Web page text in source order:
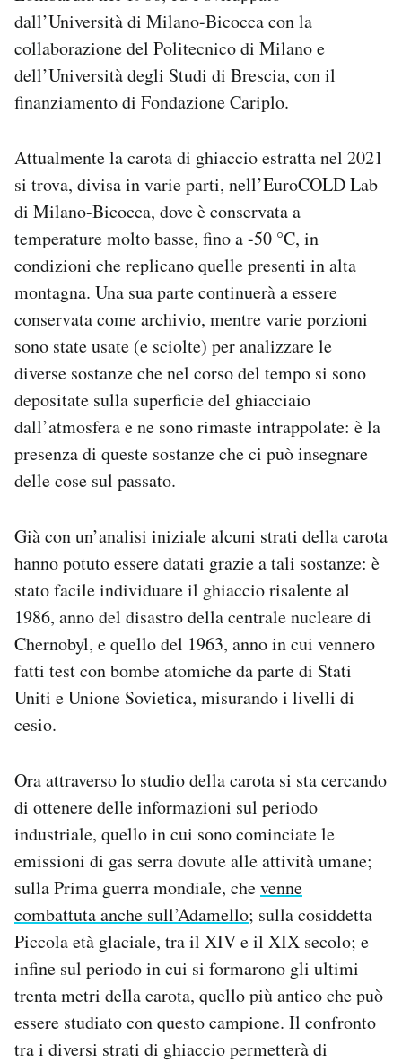
dall’Università di Milano-Bicocca con la
collaborazione del Politecnico di Milano e
dell’Università degli Studi di Brescia, con il
finanziamento di Fondazione Cariplo.
Attualmente la carota di ghiaccio estratta nel 2021
si trova, divisa in varie parti, nell’EuroCOLD Lab
di Milano-Bicocca, dove è conservata a
temperature molto basse, fino a -50 °C, in
condizioni che replicano quelle presenti in alta
montagna. Una sua parte continuerà a essere
conservata come archivio, mentre varie porzioni
sono state usate (e sciolte) per analizzare le
diverse sostanze che nel corso del tempo si sono
depositate sulla superficie del ghiacciaio
dall’atmosfera e ne sono rimaste intrappolate: è la
presenza di queste sostanze che ci può insegnare
delle cose sul passato.
Già con un’analisi iniziale alcuni strati della carota
hanno potuto essere datati grazie a tali sostanze: è
stato facile individuare il ghiaccio risalente al
1986, anno del disastro della centrale nucleare di
Chernobyl, e quello del 1963, anno in cui vennero
fatti test con bombe atomiche da parte di Stati
Uniti e Unione Sovietica, misurando i livelli di
cesio.
Ora attraverso lo studio della carota si sta cercando
di ottenere delle informazioni sul periodo
industriale, quello in cui sono cominciate le
emissioni di gas serra dovute alle attività umane;
sulla Prima guerra mondiale, chevenne
combattuta anche sull’Adamello; sulla cosiddetta
Piccola età glaciale, tra il XIV e il XIX secolo; e
infine sul periodo in cui si formarono gli ultimi
trenta metri della carota, quello più antico che può
essere studiato con questo campione. Il confronto
tra i diversi strati di ghiaccio permetterà di